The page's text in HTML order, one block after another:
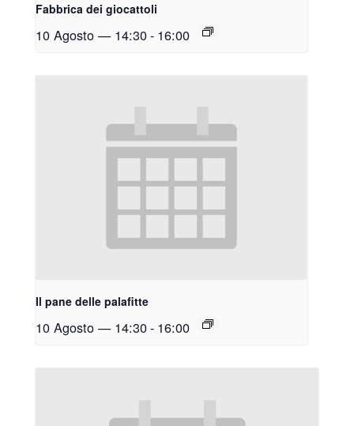
Fabbrica dei giocattoli
10 Agosto — 14:30- 16:00
Il pane delle palafitte
10 Agosto — 14:30- 16:00